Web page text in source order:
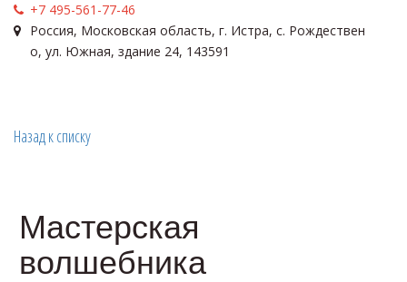
+7 495-561-77-46
Россия, Московская область, г. Истра, с. Рождествен
о, ул. Южная, здание 24, 143591
Назад к списку
Мастерская
волшебника